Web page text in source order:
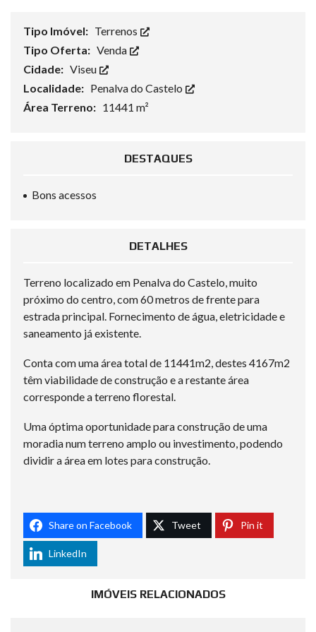
Tipo Imóvel: Terrenos
Tipo Oferta: Venda
Cidade: Viseu
Localidade: Penalva do Castelo
Área Terreno: 11441 m²
DESTAQUES
Bons acessos
DETALHES
Terreno localizado em Penalva do Castelo, muito
próximo do centro, com 60 metros de frente para
estrada principal. Fornecimento de água, eletricidade e
saneamento já existente.
Conta com uma área total de 11441m2, destes 4167m2
têm viabilidade de construção e a restante área
corresponde a terreno florestal.
Uma óptima oportunidade para construção de uma
moradia num terreno amplo ou investimento, podendo
dividir a área em lotes para construção.
Share on Facebook Tweet Pin it
LinkedIn
IMÓVEIS RELACIONADOS